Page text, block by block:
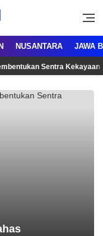
NUSANTARA JAWA
Sentra